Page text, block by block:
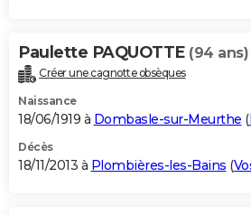
Paulette PAQUOTTE (94 ans)
Créer une cagnotte obsèques
Naissance
18/06/1919 à Dombasle-sur-Meurthe (
Décès
18/11/2013 à Plombières-les-Bains (